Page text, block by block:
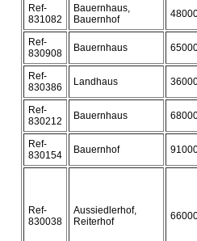
Ref-
831082
Bauernhaus,
Bauernhof
Ref-
830908
Bauernhaus
Ref-
830386
Landhaus
Ref-
830212
Bauernhaus
Ref-
830154
Bauernhof
Ref-
830038
Aussiedlerhof,
Reiterhof